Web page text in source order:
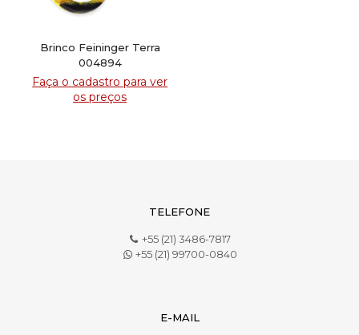
Brinco Feininger Terra
004894
Faça o cadastro para ver
os preços
TELEFONE
+55 (21) 3486-7817
+55 (21) 99700-0840
E-MAIL